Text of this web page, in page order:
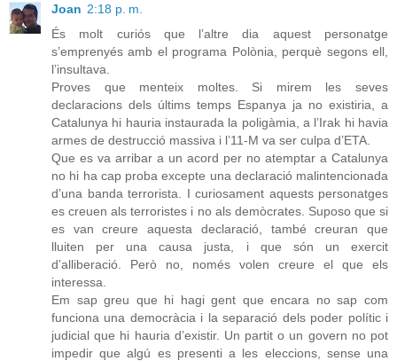
Joan 2:18 p. m.
És molt curiós que l’altre dia aquest personatge
s’emprenyés amb el programa Polònia, perquè segons ell,
l’insultava.
Proves que menteix moltes. Si mirem les seves
declaracions dels últims temps Espanya ja no existiria, a
Catalunya hi hauria instaurada la poligàmia, a l’Irak hi havia
armes de destrucció massiva i l’11-M va ser culpa d’ETA.
Que es va arribar a un acord per no atemptar a Catalunya
no hi ha cap proba excepte una declaració malintencionada
d’una banda terrorista. I curiosament aquests personatges
es creuen als terroristes i no als demòcrates. Suposo que si
es van creure aquesta declaració, també creuran que
lluiten per una causa justa, i que són un exercit
d’alliberació. Però no, només volen creure el que els
interessa.
Em sap greu que hi hagi gent que encara no sap com
funciona una democràcia i la separació dels poder polític i
judicial que hi hauria d’existir. Un partit o un govern no pot
impedir que algú es presenti a les eleccions, sense una